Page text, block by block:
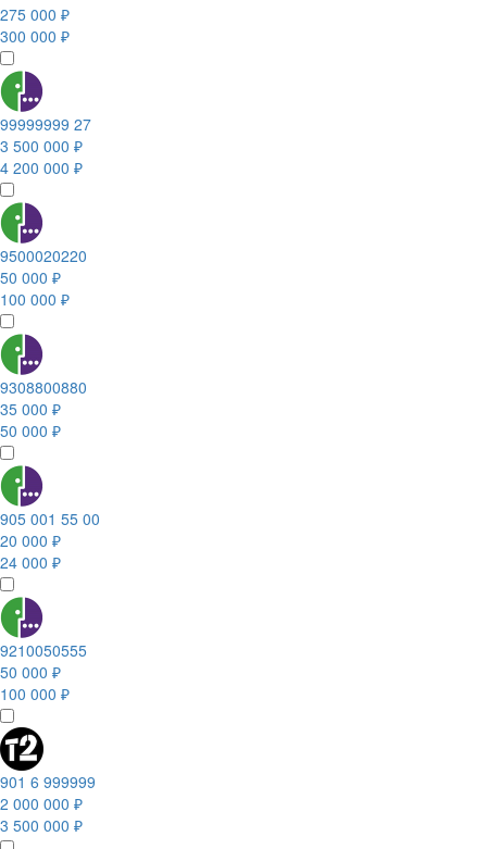
275 000 ₽
300 000 ₽
99999999 27
3 500 000 ₽
4 200 000 ₽
9500020220
50 000 ₽
100 000 ₽
9308800880
35 000 ₽
50 000 ₽
905 001 55 00
20 000 ₽
24 000 ₽
9210050555
50 000 ₽
100 000 ₽
901 6 999999
2 000 000 ₽
3 500 000 ₽